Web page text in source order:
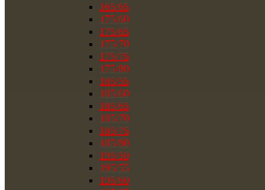
165/65
175/60
175/65
175/70
175/75
175/80
185/55
185/60
185/65
185/70
185/75
185/80
195/50
195/55
195/60